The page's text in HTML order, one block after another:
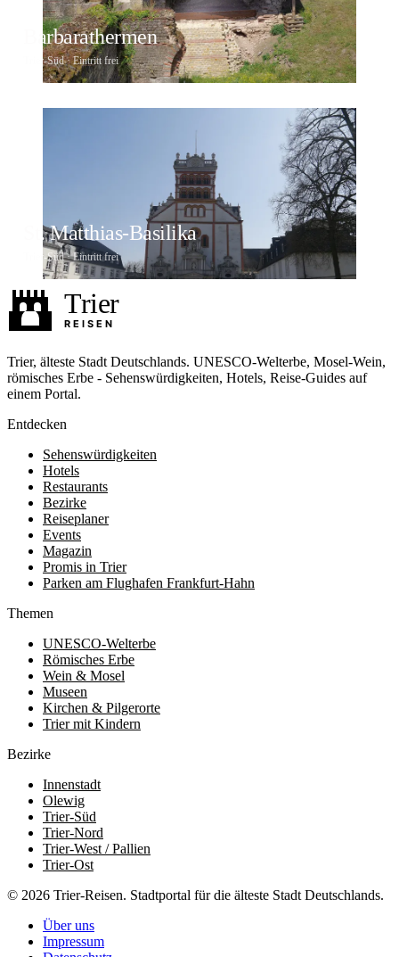
Barbarathermen
Trier-Süd · Eintritt frei
St. Matthias-Basilika
Trier-Süd · Eintritt frei
Trier, älteste Stadt Deutschlands. UNESCO-Welterbe, Mosel-Wein,
römisches Erbe - Sehenswürdigkeiten, Hotels, Reise-Guides auf
einem Portal.
Entdecken
Sehenswürdigkeiten
Hotels
Restaurants
Bezirke
Reiseplaner
Events
Magazin
Promis in Trier
Parken am Flughafen Frankfurt-Hahn
Themen
UNESCO-Welterbe
Römisches Erbe
Wein & Mosel
Museen
Kirchen & Pilgerorte
Trier mit Kindern
Bezirke
Innenstadt
Olewig
Trier-Süd
Trier-Nord
Trier-West / Pallien
Trier-Ost
© 2026 Trier-Reisen. Stadtportal für die älteste Stadt Deutschlands.
Über uns
Impressum